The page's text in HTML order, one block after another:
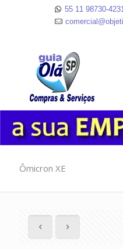
55 11 98730-
Ômicron XE